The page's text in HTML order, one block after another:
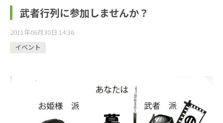
武者行列に参加しませんか？
2011年06月30日 14:36
イベント